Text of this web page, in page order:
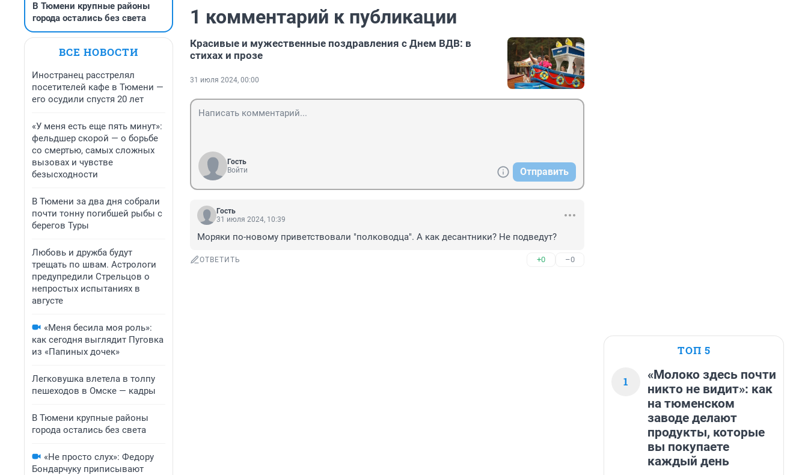
В Тюмени крупные районы
города остались без света
ВСЕ НОВОСТИ
Иностранец расстрелял
посетителей кафе в Тюмени —
его осудили спустя 20 лет
«У меня есть еще пять минут»:
фельдшер скорой — о борьбе
со смертью, самых сложных
вызовах и чувстве
безысходности
В Тюмени за два дня собрали
почти тонну погибшей рыбы с
берегов Туры
Любовь и дружба будут
трещать по швам. Астрологи
предупредили Стрельцов о
непростых испытаниях в
августе
«Меня бесила моя роль»:
как сегодня выглядит Пуговка
из «Папиных дочек»
Легковушка влетела в толпу
пешеходов в Омске — кадры
В Тюмени крупные районы
города остались без света
«Не просто слух»: Федору
Бондарчуку приписывают
1 комментарий к публикации
Красивые и мужественные поздравления с Днем ВДВ: в
стихах и прозе
31 июля 2024, 00:00
Гость
Войти
Отправить
Гость
31 июля 2024, 10:39
Моряки по-новому приветствовали "полководца". А как десантники? Не подведут?
ОТВЕТИТЬ +0 –0
ТОП 5
1
«Молоко здесь почти
никто не видит»: как
на тюменском
заводе делают
продукты, которые
вы покупаете
каждый день